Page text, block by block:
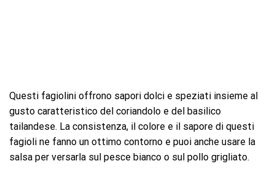
Questi fagiolini offrono sapori dolci e speziati insieme al
gusto caratteristico del coriandolo e del basilico
tailandese. La consistenza, il colore e il sapore di questi
fagioli ne fanno un ottimo contorno e puoi anche usare la
salsa per versarla sul pesce bianco o sul pollo grigliato.